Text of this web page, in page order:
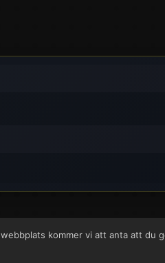
Facebook
kommer vi att anta att du